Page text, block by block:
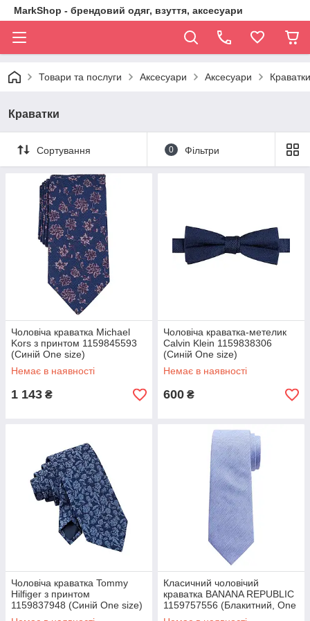
MarkShop - брендовий одяг, взуття, аксесуари
Товари та послуги Аксесуари Аксесуари Краватки
Краватки
Сортування 0 Фільтри
Чоловіча краватка Michael
Kors з принтом 1159845593
(Синій One size)
Немає в наявності
1 143 ₴
Чоловіча краватка-метелик
Calvin Klein 1159838306
(Синій One size)
Немає в наявності
600 ₴
Чоловіча краватка Tommy
Hilfiger з принтом
1159837948 (Синій One size)
Класичний чоловічий
краватка BANANA REPUBLIC
1159757556 (Блакитний, One
Size)